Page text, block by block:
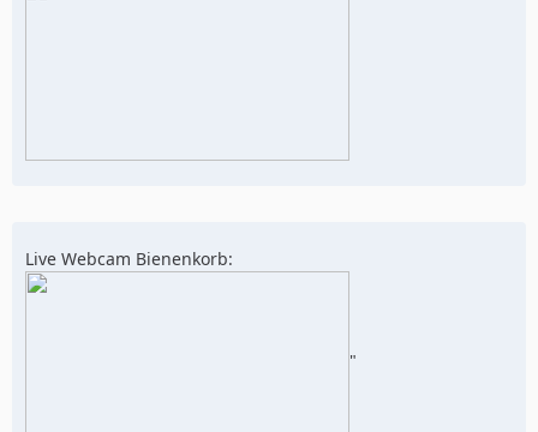
Live Webcam Bienenkorb:
"